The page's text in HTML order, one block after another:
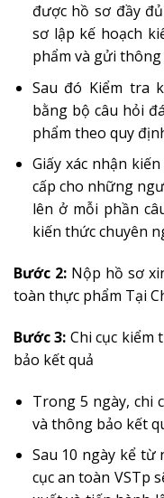
được hồ sơ đầy
sơ lập kế hoạch
phẩm và gửi thông
Sau đó Kiểm tra
bằng bộ câu hỏi
phẩm theo quy
Giấy xác nhận
cấp cho những
lên ở mỗi phần
kiến thức chuyên
Bước 2:Nộp hồ sơ
toàn thực phẩm Tại
Bước 3: Chi cục kiểm
bảo kết quả
Trong 5 ngày, chi
và thông bảo kết
Sau 10 ngày kể từ
cục an toàn VSTp